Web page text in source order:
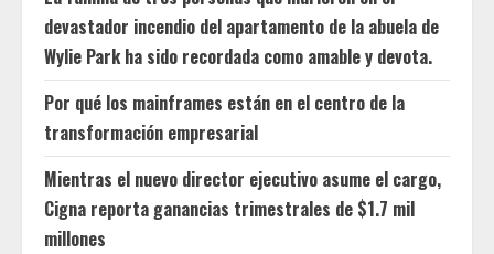
devastador incendio del apartamento de la abuela de
Wylie Park ha sido recordada como amable y devota.
Por qué los mainframes están en el centro de la
transformación empresarial
Mientras el nuevo director ejecutivo asume el cargo,
Cigna reporta ganancias trimestrales de $1.7 mil
millones